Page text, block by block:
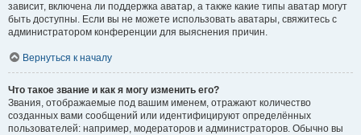
зависит, включена ли поддержка аватар, а также какие типы аватар могут
быть доступны. Если вы не можете использовать аватары, свяжитесь с
администратором конференции для выяснения причин.
Вернуться к началу
Что такое звание и как я могу изменить его?
Звания, отображаемые под вашим именем, отражают количество
созданных вами сообщений или идентифицируют определённых
пользователей: например, модераторов и администраторов. Обычно вы